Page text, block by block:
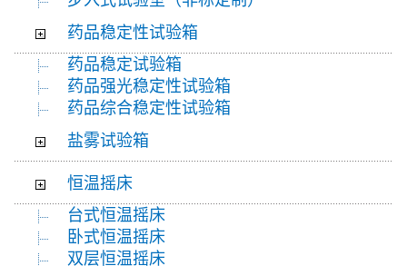
药品稳定性试验箱
药品稳定试验箱
药品强光稳定性试验箱
药品综合稳定性试验箱
盐雾试验箱
恒温摇床
台式恒温摇床
卧式恒温摇床
双层恒温摇床